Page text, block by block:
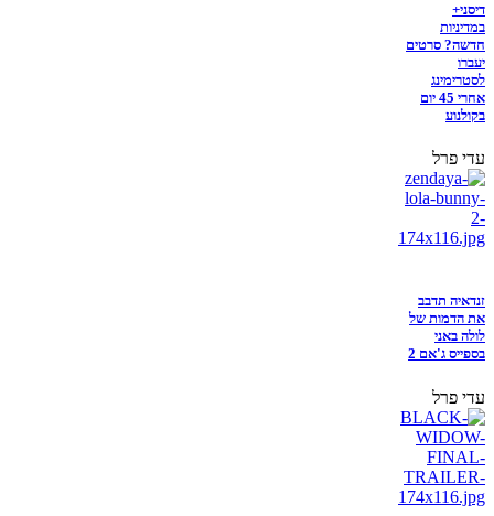
דיסני+
במדיניות
חדשה? סרטים
יעברו
לסטרימינג
אחרי 45 יום
בקולנוע
עדי פרל
זנדאיה תדבב
את הדמות של
לולה באני
בספייס ג'אם 2
עדי פרל